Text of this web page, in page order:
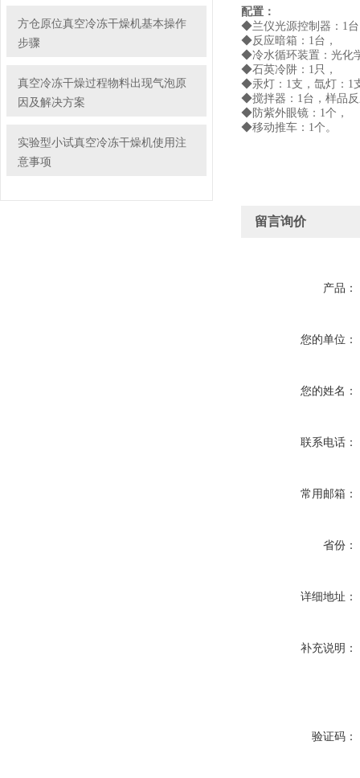
方仓原位真空冷冻干燥机基本操作
步骤
真空冷冻干燥过程物料出现气泡原
因及解决方案
实验型小试真空冷冻干燥机使用注
意事项
配置：
◆兰仪光源控制器：1
◆反应暗箱：1台，
◆冷水循环装置：光化
◆石英冷阱：1只，
◆汞灯：1支，氙灯：1
◆搅拌器：1台，样品反
◆防紫外眼镜：1个，
◆移动推车：1个。
留言询价
产品：
您的单位：
您的姓名：
联系电话：
常用邮箱：
省份：
详细地址：
补充说明：
验证码：